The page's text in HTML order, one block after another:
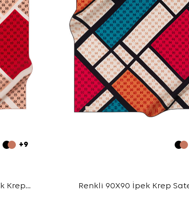
+9
Krep
Renkli 90X90 İpek Krep